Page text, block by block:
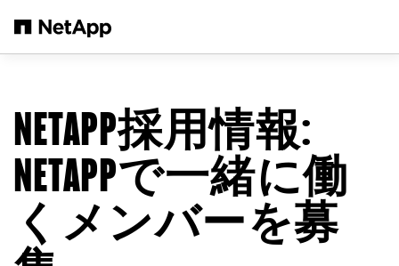
NETAPP採用情報:
NETAPPで一緒に働
くメンバーを募